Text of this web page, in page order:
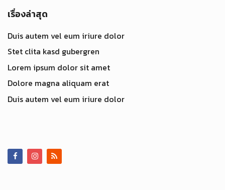
เรื่องล่าสุด
Duis autem vel eum iriure dolor
Stet clita kasd gubergren
Lorem ipsum dolor sit amet
Dolore magna aliquam erat
Duis autem vel eum iriure dolor